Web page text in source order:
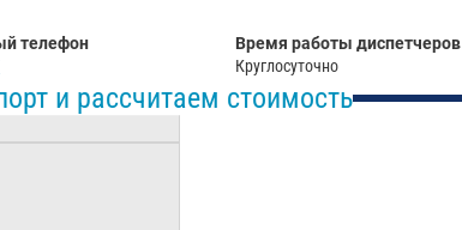
телефон
Время работы диспетчеров
Круглосуточно
и рассчитаем стоимость